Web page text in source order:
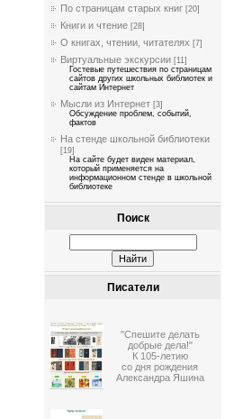
По страницам старых книг [20]
Книги и чтение [28]
О книгах, чтении, читателях [7]
Виртуальные экскурсии [11]
Гостевые путешествия по страницам
сайтов других школьных библиотек и
сайтам Интернет
Мысли из Интернет [3]
Обсуждение проблем, событий,
фактов
На стенде школьной библиотеки
[19]
На сайте будет виден материал,
который применяется на
информационном стенде в школьной
библиотеке
Поиск
Писатели
"Спешите делать
добрые дела!"
К 105-летию
со дня рождения
Александра Яшина